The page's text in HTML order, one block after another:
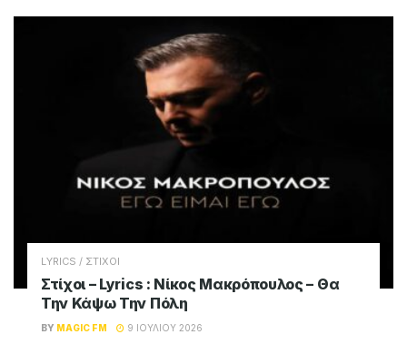
LYRICS / ΣΤΙΧΟΙ
Στίχοι – Lyrics : Νίκος Μακρόπουλος – Θα
Την Κάψω Την Πόλη
BY MAGIC FM 9 ΙΟΥΛΊΟΥ 2026